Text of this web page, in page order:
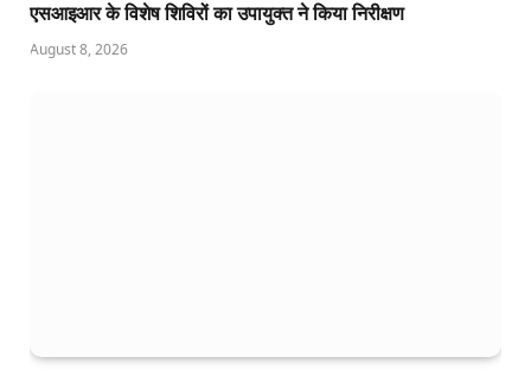
एसआइआर के विशेष शिविरों का उपायुक्त ने किया निरीक्षण
August 8, 2026